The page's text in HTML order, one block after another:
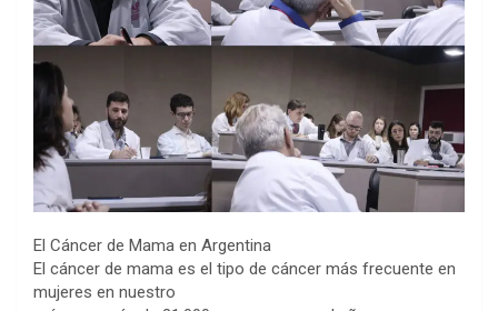
El Cáncer de Mama en Argentina
El cáncer de mama es el tipo de cáncer más frecuente en
mujeres en nuestro